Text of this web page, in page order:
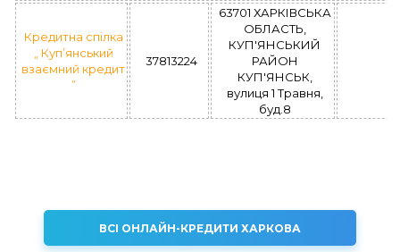
Кредитна спілка
„ Куп’янський
взаємний кредит
”
37813224
63701 ХАРКІВСЬКА
ОБЛАСТЬ,
КУП'ЯНСЬКИЙ
РАЙОН
КУП'ЯНСЬК,
вулиця 1 Травня,
буд.8
ВСІ ОНЛАЙН-КРЕДИТИ ХАРКОВА